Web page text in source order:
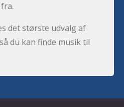
det største udvalg af
du kan finde musik til